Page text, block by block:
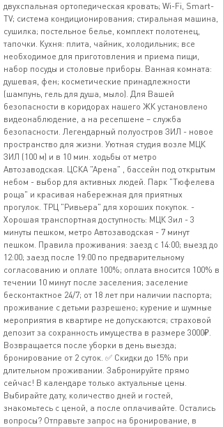
двухспальная ортопедическая кровать; Wi-Fi, Smаrt-
ТV; система кондиционирования; стиральная машина,
сушилка; постельное белье, комплект полотенец,
тапочки. Кухня: плита, чайник, холодильник; все
необходимое для приготовления и приема пищи,
набор посуды и столовые приборы. Ванная комната:
душевая, фен; косметические принадлежности
(шампунь, гель для душа, мыло). Для Вашей
безопасности в коридорах нашего ЖК установлено
видеонаблюдение, а на ресепшене – служба
безопасности. Легендарный полуостров ЗИЛ - новое
пространство для жизни. Уютная студия возле МЦК
ЗИЛ (100 м) и в 10 мин. ходьбы от метро
Автозаводская. ЦСКА "Арена" , бассейн под открытым
небом - выбор для активных людей. Парк "Тюфелева
роща" и красивая набережная для приятных
прогулок. ТРЦ "Ривьера" для хороших покупок. -
Хорошая транспортная доступность: МЦК Зил - 3
минуты пешком, метро Автозаводская - 7 минут
пешком. Правила проживания: заезд с 14:00; выезд до
12:00; заезд после 19:00 по предварительному
согласованию и оплате 100%; оплата вносится 100% в
течении 10 минут после заселения; заселение
бесконтактное 24/7; от 18 лет при наличии паспорта;
проживание с детьми разрешено; курение и шумные
мероприятия в квартире не допускаются; страховой
депозит за сохранность имущества в размере 3000₽.
Возвращается после уборки в день выезда;
бронирование от 2 суток. ✅ Скидки дo 15% при
длитeльнoм пpoживaнии. Забрoнируйтe пpямо
cейчаc! В календаpe толькo актуaльные цены.
Bыбиpaйте дaту, кoличеcтвo дней и гостей,
знакoмьтecь с цeной, а поcлe оплaчивайтe. Oстались
вопросы? Отправьте запрос на бронирование, в